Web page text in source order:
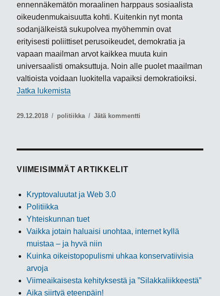
ennennäkemätön moraalinen harppaus sosiaalista
oikeudenmukaisuutta kohti. Kuitenkin nyt monta
sodanjälkeistä sukupolvea myöhemmin ovat
erityisesti poliittiset perusoikeudet, demokratia ja
vapaan maailman arvot kaikkea muuta kuin
universaalisti omaksuttuja. Noin alle puolet maailman
valtioista voidaan luokitella vapaiksi demokratioiksi.
Jatka lukemista
Julkaistu
29.12.2018 Kategoriat
politiikka Jätä kommentti
VIIMEISIMMÄT ARTIKKELIT
Kryptovaluutat ja Web 3.0
Politiikka
Yhteiskunnan tuet
Vaikka jotain haluaisi unohtaa, internet kyllä
muistaa – ja hyvä niin
Kuinka oikeistopopulismi uhkaa konservatiivisia
arvoja
Viimeaikaisesta kehityksestä ja ”Silakkaliikkeestä”
Aika siirtyä eteenpäin!